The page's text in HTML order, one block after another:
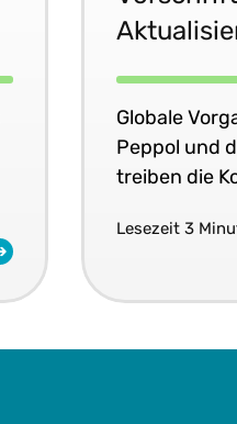
Globale
Peppol und
treiben die
Lesezeit 3